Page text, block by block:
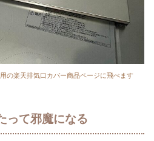
の楽天排気口カバー商品ページに飛べます
って邪魔になる